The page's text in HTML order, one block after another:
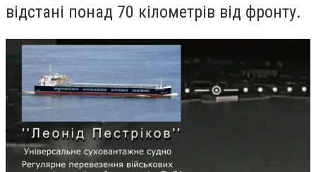
відстані понад 70 кілометрів від фронту.